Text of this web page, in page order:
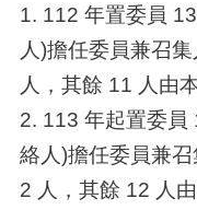
1. 112 年置委員
人)擔任委員兼召
人，其餘 11 人由
2. 113 年起置委員
絡人)擔任委員兼
2 人，其餘 12 人